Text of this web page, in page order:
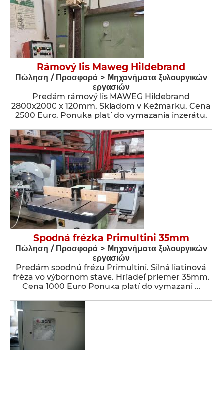
Rámový lis Maweg Hildebrand
Πώληση / Προσφορά > Μηχανήματα ξυλουργικών
εργασιών
Predám rámový lis MAWEG Hildebrand
2800x2000 x 120mm. Skladom v Kežmarku. Cena
2500 Euro. Ponuka platí do vymazania inzerátu.
Spodná frézka Primultini 35mm
Πώληση / Προσφορά > Μηχανήματα ξυλουργικών
εργασιών
Predám spodnú frézu Primultini. Silná liatinová
fréza vo výbornom stave. Hriadeľ priemer 35mm.
Cena 1000 Euro Ponuka platí do vymazani …